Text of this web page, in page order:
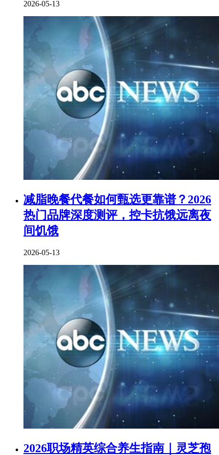
2026-05-13
减脂晚餐代餐如何甄选更靠谱？2026
热门品牌深度测评，控卡抗饿远离夜
间饥饿
2026-05-13
2026职场精英综合养生指南｜灵芝孢